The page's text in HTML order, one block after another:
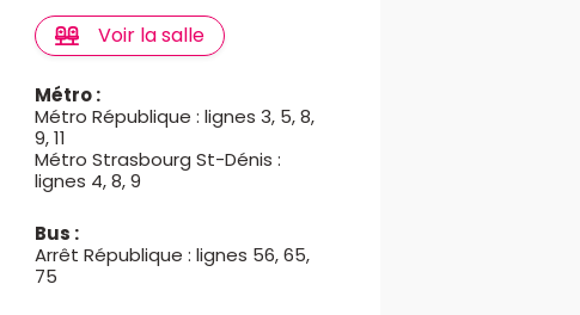
Voir la salle
Métro :
Métro République : lignes 3, 5, 8,
9, 11
Métro Strasbourg St-Dénis :
lignes 4, 8, 9
Bus :
Arrêt République : lignes 56, 65,
75